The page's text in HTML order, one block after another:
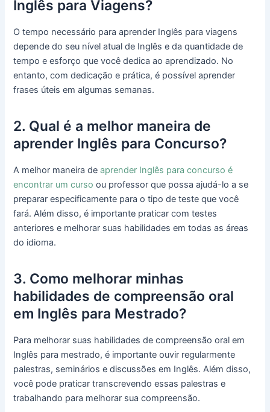
Inglês para Viagens?
O tempo necessário para aprender Inglês para viagens
depende do seu nível atual de Inglês e da quantidade de
tempo e esforço que você dedica ao aprendizado. No
entanto, com dedicação e prática, é possível aprender
frases úteis em algumas semanas.
2. Qual é a melhor maneira de
aprender Inglês para Concurso?
A melhor maneira deaprender Inglês para concurso é
encontrar um curso ou professor que possa ajudá-lo a se
preparar especificamente para o tipo de teste que você
fará. Além disso, é importante praticar com testes
anteriores e melhorar suas habilidades em todas as áreas
do idioma.
3. Como melhorar minhas
habilidades de compreensão oral
em Inglês para Mestrado?
Para melhorar suas habilidades de compreensão oral em
Inglês para mestrado, é importante ouvir regularmente
palestras, seminários e discussões em Inglês. Além disso,
você pode praticar transcrevendo essas palestras e
trabalhando para melhorar sua compreensão.